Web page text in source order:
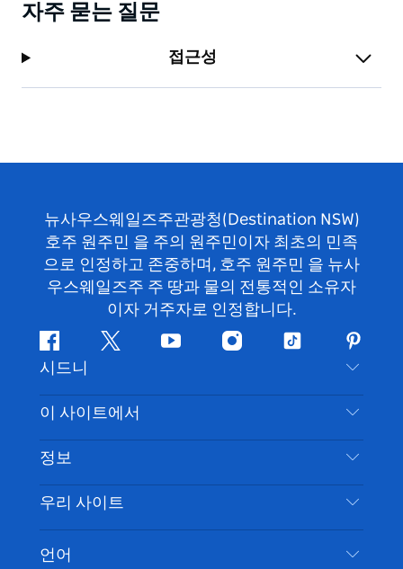
자주 묻는 질문
접근성
뉴사우스웨일즈주관광청(Destination NSW)
호주 원주민 을 주의 원주민이자 최초의 민족
으로 인정하고 존중하며, 호주 원주민 을 뉴사
우스웨일즈주 주 땅과 물의 전통적인 소유자
이자 거주자로 인정합니다.
페
이
스
북
지
귀
다
유
브
인
타
램
틱
핀
터
레
스
트
시드니
문의하기
부인 성명
쿠키 고지
이 사이트에서
목적지
할 일
이벤트
정보
여행 정보
시드니 접근성
귀하의 사업을 등록하세요
우리 사이트
언어